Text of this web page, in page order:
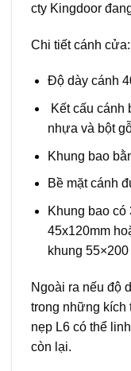
cty Kingdoor
Chi tiết cánh cửa:
Độ dày cánh
Kết cấu cánh
nhựa và bột
Khung bao
Bề mặt cánh
Khung bao có
45x120mm
khung 55×200
Ngoài ra nếu độ
trong những kích
nẹp L6 có thể
còn lại.